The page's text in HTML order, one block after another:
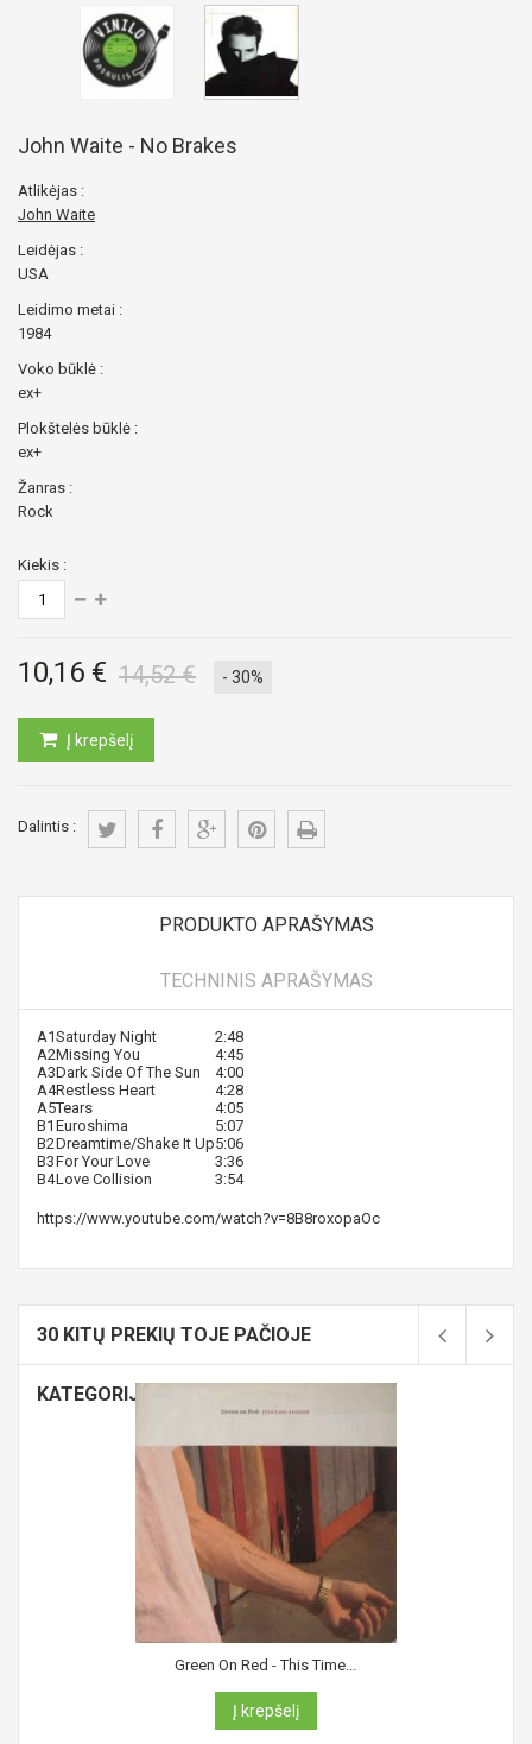
John Waite - No Brakes
Atlikėjas :
John Waite
Leidėjas :
USA
Leidimo metai :
1984
Voko būklė :
ex+
Plokštelės būklė :
ex+
Žanras :
Rock
Kiekis :
10,16 € 14,52 € - 30%
Į krepšelį
Dalintis :
PRODUKTO APRAŠYMAS
TECHNINIS APRAŠYMAS
A1Saturday Night
2:48
A2Missing You
4:45
A3Dark Side Of The Sun
4:00
A4Restless Heart
4:28
A5Tears
4:05
B1 Euroshima
5:07
B2Dreamtime/Shake It Up5:06
B3For Your Love
3:36
B4Love Collision 3:54
https://www.youtube.com/watch?v=8B8roxopaOc
30 KITŲ PREKIŲ TOJE PAČIOJE
KATEGORIJOJE:
Green On Red - This Time...
Į krepšelį